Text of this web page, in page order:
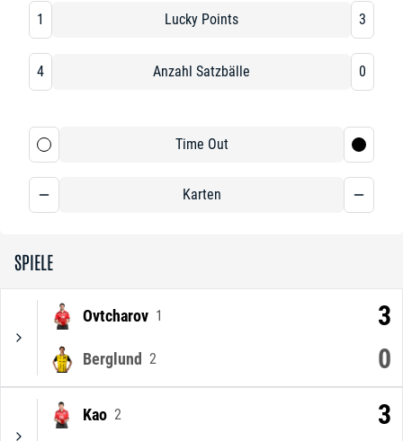
SPIELE
Ovtcharov 1 3
Berglund 2 0
Kao 2 3
1 Lucky Points 3
4 Anzahl Satzbälle 0
Time Out
Karten